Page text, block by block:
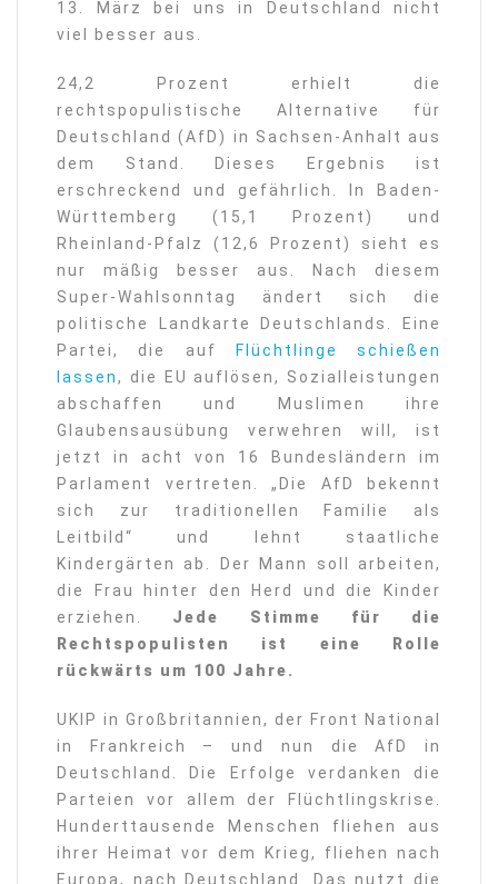
13. März bei uns in Deutschland nicht
viel besser aus.
24,2 Prozent erhielt die
rechtspopulistische Alternative für
Deutschland (AfD) in Sachsen-Anhalt aus
dem Stand. Dieses Ergebnis ist
erschreckend und gefährlich. In Baden-
Württemberg (15,1 Prozent) und
Rheinland-Pfalz (12,6 Prozent) sieht es
nur mäßig besser aus. Nach diesem
Super-Wahlsonntag ändert sich die
politische Landkarte Deutschlands. Eine
Partei, die auf
Flüchtlinge schießen
lassen, die EU auflösen, Sozialleistungen
abschaffen und Muslimen ihre
Glaubensausübung verwehren will, ist
jetzt in acht von 16 Bundesländern im
Parlament vertreten. „Die AfD bekennt
sich zur traditionellen Familie als
Leitbild“ und lehnt staatliche
Kindergärten ab. Der Mann soll arbeiten,
die Frau hinter den Herd und die Kinder
erziehen. Jede Stimme für die
Rechtspopulisten ist eine Rolle
rückwärts um 100 Jahre.
UKIP in Großbritannien, der Front National
in Frankreich – und nun die AfD in
Deutschland. Die Erfolge verdanken die
Parteien vor allem der Flüchtlingskrise.
Hunderttausende Menschen fliehen aus
ihrer Heimat vor dem Krieg, fliehen nach
Europa, nach Deutschland. Das nutzt die